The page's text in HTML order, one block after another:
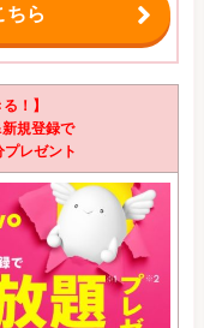
ちら
！】
新規登録で
レゼント